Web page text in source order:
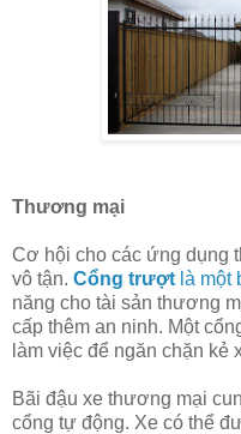
Thương mại
Cơ hội cho các ứng dụng
vô tận. Cổng trượt là một
năng cho tài sản thương
cấp thêm an ninh. Một
làm việc để ngăn chặn kẻ
Bãi đậu xe thương mại
cổng tự động. Xe có thể